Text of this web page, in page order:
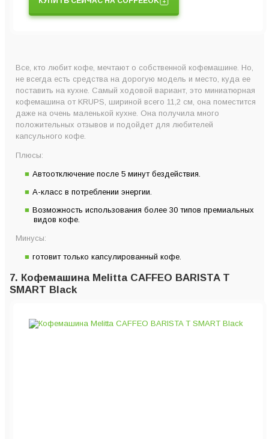
Все, кто любит кофе, мечтают о собственной кофемашине. Но,
не всегда есть средства на дорогую модель и место, куда ее
поставить на кухне. Самый ходовой вариант, это миниатюрная
кофемашина от KRUPS, шириной всего 11,2 см, она поместится
даже на очень маленькой кухне. Она получила много
положительных отзывов и подойдет для любителей
капсульного кофе.
Плюсы:
Автоотключение после 5 минут бездействия.
A-класс в потреблении энергии.
Возможность использования более 30 типов премиальных
видов кофе.
Минусы:
готовит только капсулированный кофе.
7. Кофемашина Melitta CAFFEO BARISTA T
SMART Black